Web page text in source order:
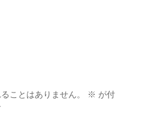
ことはありません。 ※ が付